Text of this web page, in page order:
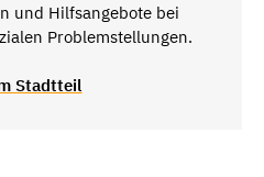
und Hilfsangebote bei
Problemstellungen.
Stadtteil